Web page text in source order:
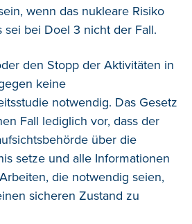
wenn das nukleare Risiko
sei bei Doel 3 nicht der Fall.
den Stopp der Aktivitäten in
keine
notwendig. Das Gesetz
Fall lediglich vor, dass der
über die
setze und alle Informationen
die notwendig seien,
sicheren Zustand zu